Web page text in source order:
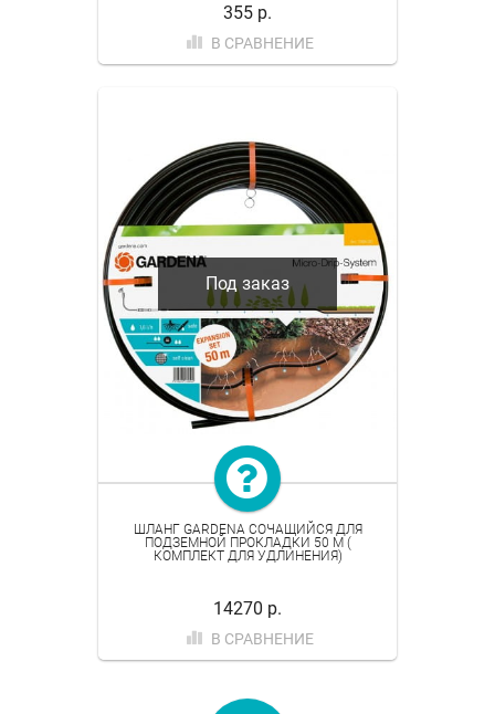
355 р.
В СРАВНЕНИЕ
Под заказ
ШЛАНГ GARDENA СОЧАЩИЙСЯ ДЛЯ
ПОДЗЕМНОЙ ПРОКЛАДКИ 50 М (
КОМПЛЕКТ ДЛЯ УДЛИНЕНИЯ)
14270 р.
В СРАВНЕНИЕ